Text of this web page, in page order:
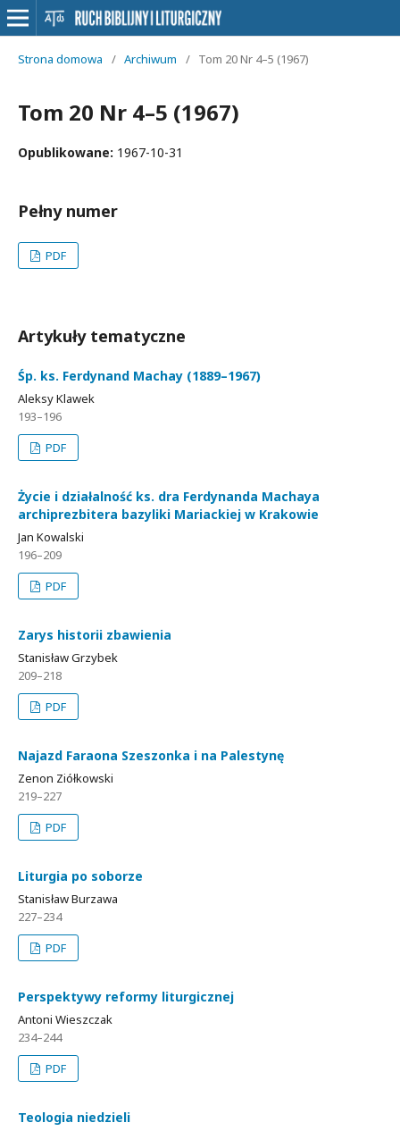
Strona domowa / Archiwum / Tom 20 Nr 4–5 (1967)
Tom 20 Nr 4–5 (1967)
Opublikowane: 1967-10-31
Pełny numer
PDF
Artykuły tematyczne
Śp. ks. Ferdynand Machay (1889–1967)
Aleksy Klawek
193–196
PDF
Życie i działalność ks. dra Ferdynanda Machaya
archiprezbitera bazyliki Mariackiej w Krakowie
Jan Kowalski
196–209
PDF
Zarys historii zbawienia
Stanisław Grzybek
209–218
PDF
Najazd Faraona Szeszonka i na Palestynę
Zenon Ziółkowski
219–227
PDF
Liturgia po soborze
Stanisław Burzawa
227–234
PDF
Perspektywy reformy liturgicznej
Antoni Wieszczak
234–244
PDF
Teologia niedzieli